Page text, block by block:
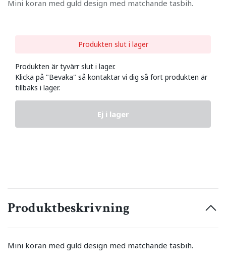
Mini koran med guld design med matchande tasbih.
Produkten slut i lager
Produkten är tyvärr slut i lager.
Klicka på "Bevaka" så kontaktar vi dig så fort produkten är
tillbaks i lager.
Ej i lager
Produktbeskrivning
Mini koran med guld design med matchande tasbih.